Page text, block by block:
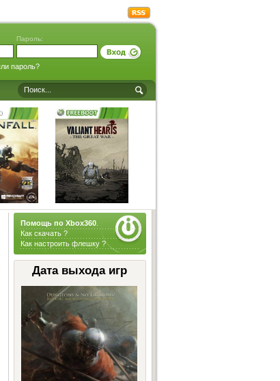
Пароль:
пароль?
Помощь по Xbox360.
Как скачать ?
Как настроить флешку ?
Дата выхода игр